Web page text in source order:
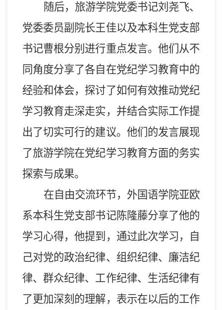
随后，旅游学院党委书记刘尧飞、
党委委员副院长王佳以及本科生党支部
书记曹根分别进行重点发言。他们从不
同角度分享了各自在党纪学习教育中的
经验和体会，探讨了如何有效推动党纪
学习教育走深走实，并结合实际工作提
出了切实可行的建议。他们的发言展现
了旅游学院在党纪学习教育方面的务实
探索与成果。
在自由交流环节， 外国语学院亚欧
系本科生党支部书记陈隆藤分享了他的
学习心得，他提到，通过此次学习，自
己对党的政治纪律、组织纪律、廉洁纪
律、群众纪律、工作纪律、生活纪律有
了更加深刻的理解，表示在以后的工作